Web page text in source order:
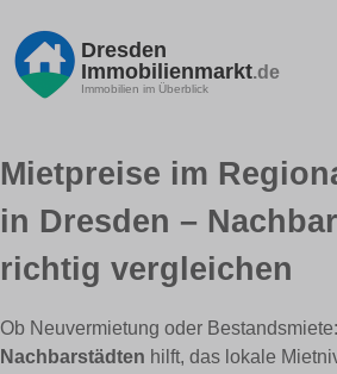
Dresden
Immobilienmarkt.de
Immobilien im Überblick
Mietpreise im
in Dresden –
richtig vergleichen
Ob Neuvermietung oder
Nachbarstädten hilft, das lokale